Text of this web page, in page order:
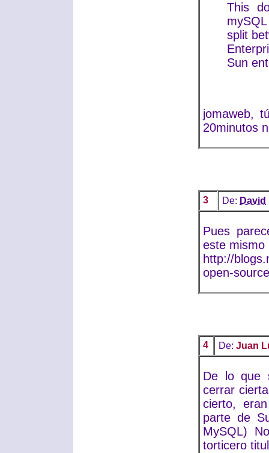
This
split
Sun
jomaweb,
20minutos
3 De: David
Pues
este mismo
http://
open-
4 De: Juan
De lo que
cerrar
cierto,
parte de
MySQL)
torticero